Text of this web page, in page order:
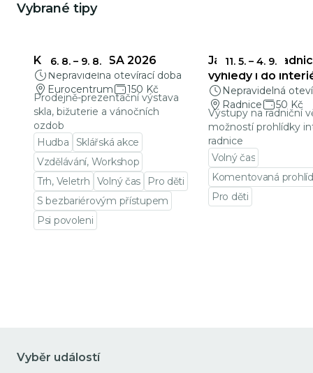
Vybrané tipy
6. 8. – 9. 8.
KŘEHKÁ KRÁSA 2026
Nepravidelná otevírací doba
Eurocentrum
150 Kč
Prodejně-prezentační výstava
skla, bižuterie a vánočních
ozdob
Hudba
Sklářská akce
Vzdělávání, Workshop
Trh, Veletrh
Volný čas
Pro děti
S bezbariérovým přístupem
Psi povoleni
11. 5. – 4. 9.
Jablonecká
výhledy i do
Nepravidelná
Radnice
50 Kč
Výstupy na radniční
možností prohlídky
radnice
Volný čas
Komentovaná
Pro děti
Vyběr událostí